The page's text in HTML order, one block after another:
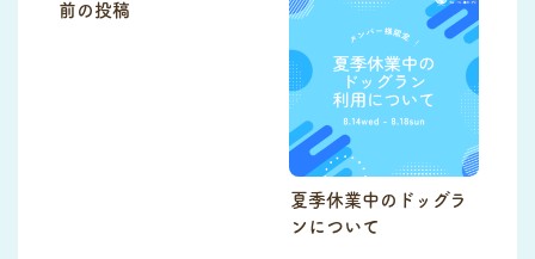
前の投稿
夏季休業中のドッグラ
ンについて